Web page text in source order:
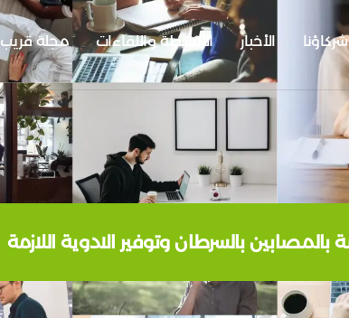
شركاؤنا الأخبار الأنشطة واللقاءات مجلة قريب
بالمصابين بالسرطان وتوفير الادوية اللازمة